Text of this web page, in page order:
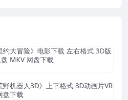
约大冒险》电影下载 左右格式 3D版
MKV 网盘下载
野机器人3D》上下格式 3D动画片VR
盘下载